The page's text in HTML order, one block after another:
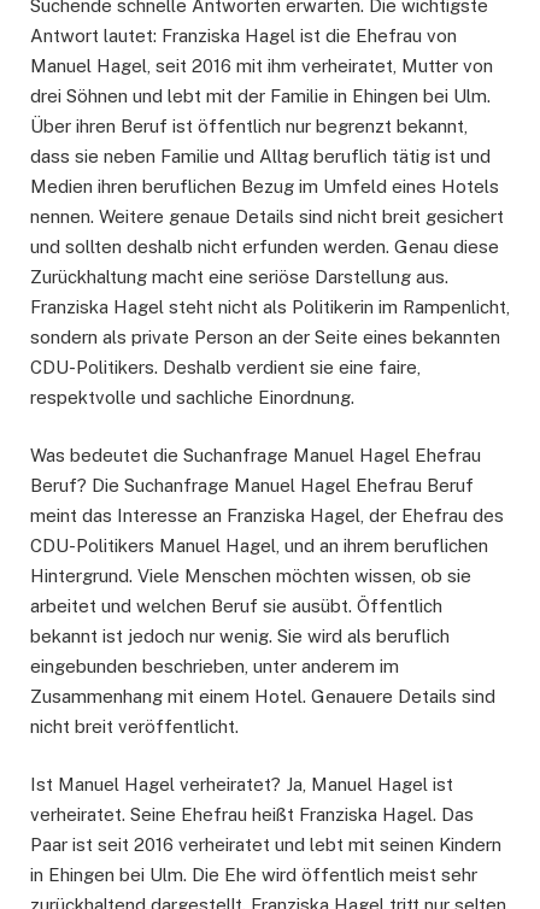
Suchende schnelle Antworten erwarten. Die wichtigste
Antwort lautet: Franziska Hagel ist die Ehefrau von
Manuel Hagel, seit 2016 mit ihm verheiratet, Mutter von
drei Söhnen und lebt mit der Familie in Ehingen bei Ulm.
Über ihren Beruf ist öffentlich nur begrenzt bekannt,
dass sie neben Familie und Alltag beruflich tätig ist und
Medien ihren beruflichen Bezug im Umfeld eines Hotels
nennen. Weitere genaue Details sind nicht breit gesichert
und sollten deshalb nicht erfunden werden. Genau diese
Zurückhaltung macht eine seriöse Darstellung aus.
Franziska Hagel steht nicht als Politikerin im Rampenlicht,
sondern als private Person an der Seite eines bekannten
CDU-Politikers. Deshalb verdient sie eine faire,
respektvolle und sachliche Einordnung.
Was bedeutet die Suchanfrage Manuel Hagel Ehefrau
Beruf? Die Suchanfrage Manuel Hagel Ehefrau Beruf
meint das Interesse an Franziska Hagel, der Ehefrau des
CDU-Politikers Manuel Hagel, und an ihrem beruflichen
Hintergrund. Viele Menschen möchten wissen, ob sie
arbeitet und welchen Beruf sie ausübt. Öffentlich
bekannt ist jedoch nur wenig. Sie wird als beruflich
eingebunden beschrieben, unter anderem im
Zusammenhang mit einem Hotel. Genauere Details sind
nicht breit veröffentlicht.
Ist Manuel Hagel verheiratet? Ja, Manuel Hagel ist
verheiratet. Seine Ehefrau heißt Franziska Hagel. Das
Paar ist seit 2016 verheiratet und lebt mit seinen Kindern
in Ehingen bei Ulm. Die Ehe wird öffentlich meist sehr
zurückhaltend dargestellt. Franziska Hagel tritt nur selten